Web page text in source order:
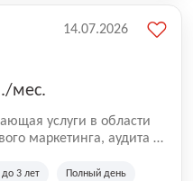
мес.
услуги в области
маркетинга, аудита и
на рынке с
3 лет Полный день
14.07.2026